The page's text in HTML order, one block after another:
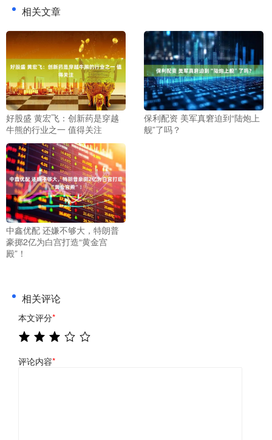
相关文章
好股盛 黄宏飞：创新药是穿越
牛熊的行业之一 值得关注
保利配资 美军真窘迫到“陆炮上
舰”了吗？
中鑫优配 还嫌不够大，特朗普
豪掷2亿为白宫打造“黄金宫
殿”！
相关评论
本文评分*
评论内容*